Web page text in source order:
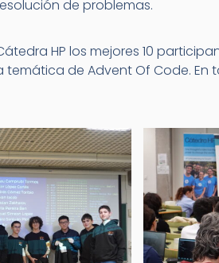
de problemas.
HP los mejores 10
de Advent Of Code. En